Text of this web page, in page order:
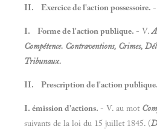
II. Exercice de l'action possessoire.
I. Forme de l'action publique. - V.
Compétence. Contraventions, Crimes,
Tribunaux.
II. Prescription de l'action
I. émission d'actions. - V. au mot
suivants de la loi du 15 juillet 1845. (